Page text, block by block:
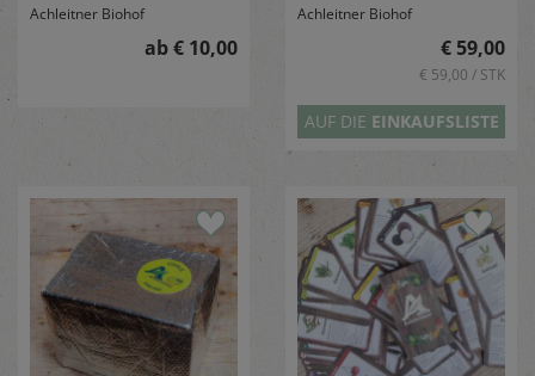
Achleitner Biohof
ab € 10,00
Achleitner Biohof
€ 59,00
€ 59,00 / STK
AUF DIE EINKAUFSLISTE